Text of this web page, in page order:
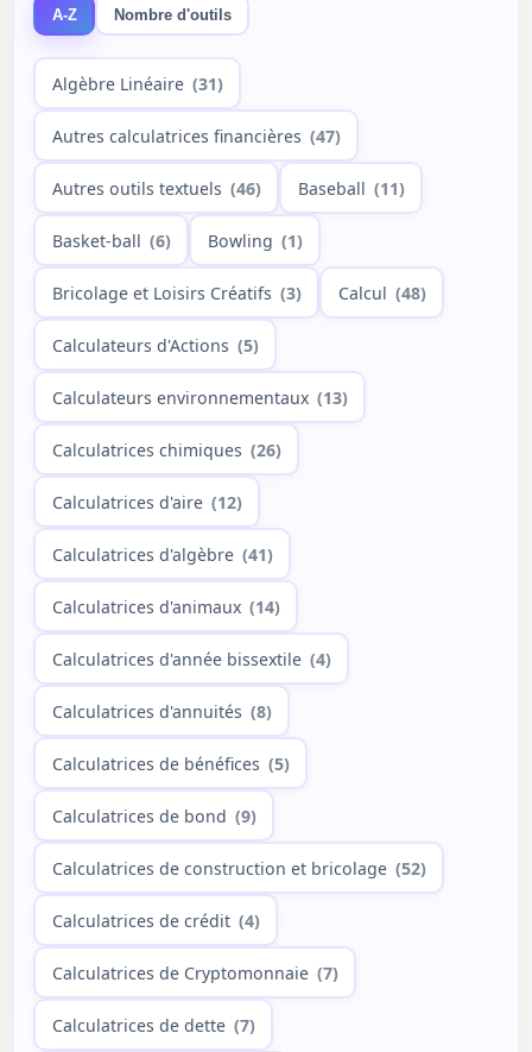
A-Z Nombre d'outils
Algèbre Linéaire (31)
Autres calculatrices financières (47)
Autres outils textuels (46) Baseball (11)
Basket-ball (6) Bowling (1)
Bricolage et Loisirs Créatifs (3) Calcul (48)
Calculateurs d'Actions (5)
Calculateurs environnementaux (13)
Calculatrices chimiques (26)
Calculatrices d'aire (12)
Calculatrices d'algèbre (41)
Calculatrices d'animaux (14)
Calculatrices d'année bissextile (4)
Calculatrices d'annuités (8)
Calculatrices de bénéfices (5)
Calculatrices de bond (9)
Calculatrices de construction et bricolage (52)
Calculatrices de crédit (4)
Calculatrices de Cryptomonnaie (7)
Calculatrices de dette (7)